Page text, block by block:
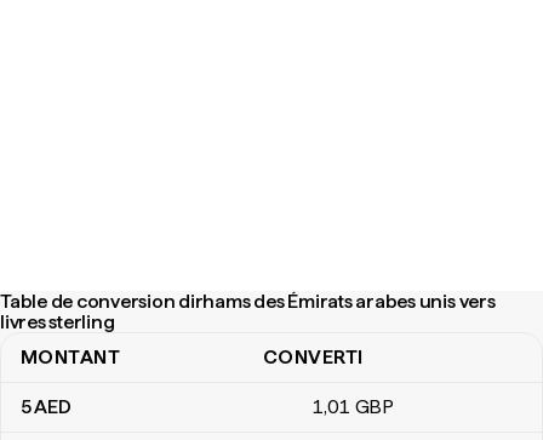
Table de conversion dirhams des Émirats arabes unis vers
livres sterling
Table de conversion dirhams des Émirats arabes unis vers livres
MONTANT CONVERTI
5AED 1,01 GBP